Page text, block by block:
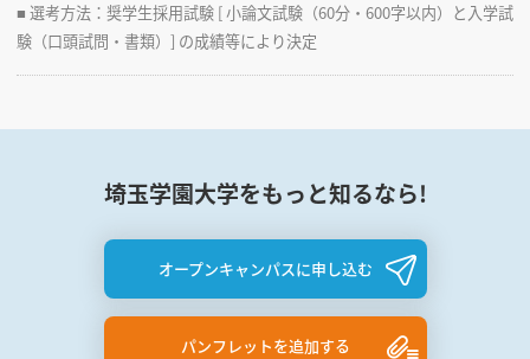
■ 選考方法：奨学生採用試験 [ 小論文試験（60分・600字以内）と入学試
験（口頭試問・書類）] の成績等により決定
埼玉学園大学をもっと知るなら!
オープンキャンパスに申し込む
パンフレットを追加する